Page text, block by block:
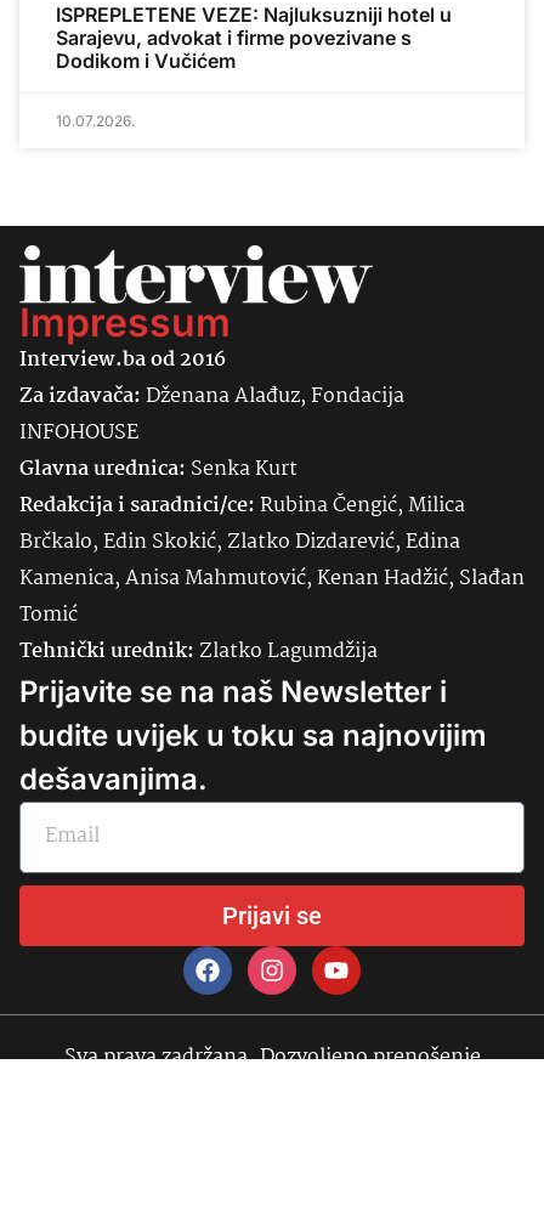
ISPREPLETENE VEZE: Najluksuzniji hotel u
Sarajevu, advokat i firme povezivane s
Dodikom i Vučićem
10.07.2026.
Impressum
Interview.ba od 2016
Za izdavača:Dženana Alađuz, Fondacija
INFOHOUSE
Glavna urednica: SenkaKurt
Redakcija i saradnici/ce:Rubina Čengić, Milica
Brčkalo, Edin Skokić, Zlatko Dizdarević, Edina
Kamenica, Anisa Mahmutović, Kenan Hadžić, Slađan
Tomić
Tehnički urednik:Zlatko Lagumdžija
Prijavite se na naš Newsletter i
budite uvijek u toku sa najnovijim
dešavanjima.
Prijavi se
Sva prava zadržana. Dozvoljeno prenošenje